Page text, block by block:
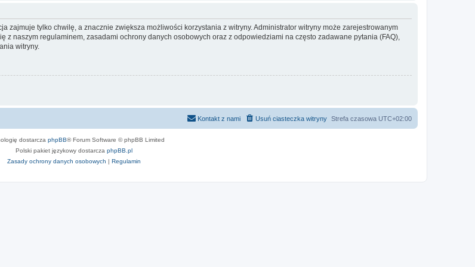
zajmuje tylko chwilę, a znacznie zwiększa możliwości korzystania z witryny. Administrator witryny może zarejestrowanym
naszym regulaminem, zasadami ochrony danych osobowych oraz z odpowiedziami na często zadawane pytania (FAQ),
witryny.
Strefa czasowa UTC+02:00
Usuń ciasteczka witryny
Kontakt z nami
dostarcza phpBB® Forum Software © phpBB Limited
Polski pakiet językowy dostarcza phpBB.pl
Zasady ochrony danych osobowych | Regulamin